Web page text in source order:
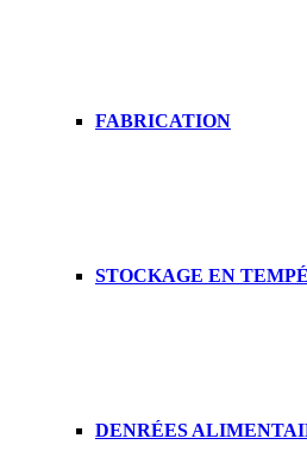
FABRICATION
STOCKAGE EN
DENRÉES